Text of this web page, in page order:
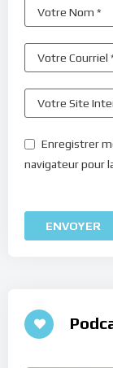
Enregistrer
navigateur pour